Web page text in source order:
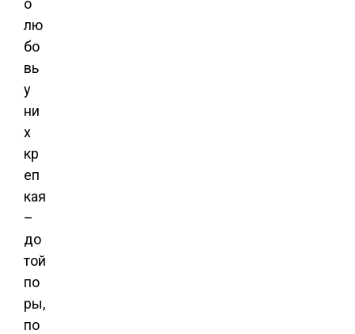
о
лю
бо
вь
у
ни
х
кр
еп
кая
–
до
той
по
ры,
по